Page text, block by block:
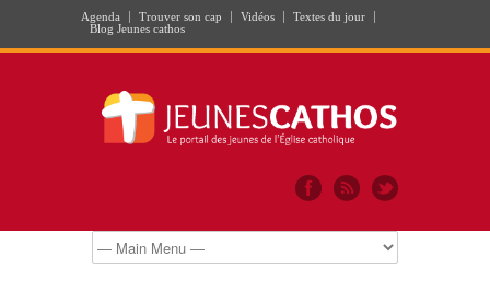
Agenda Trouver son cap Vidéos
Textes du jour
Blog Jeunes cathos